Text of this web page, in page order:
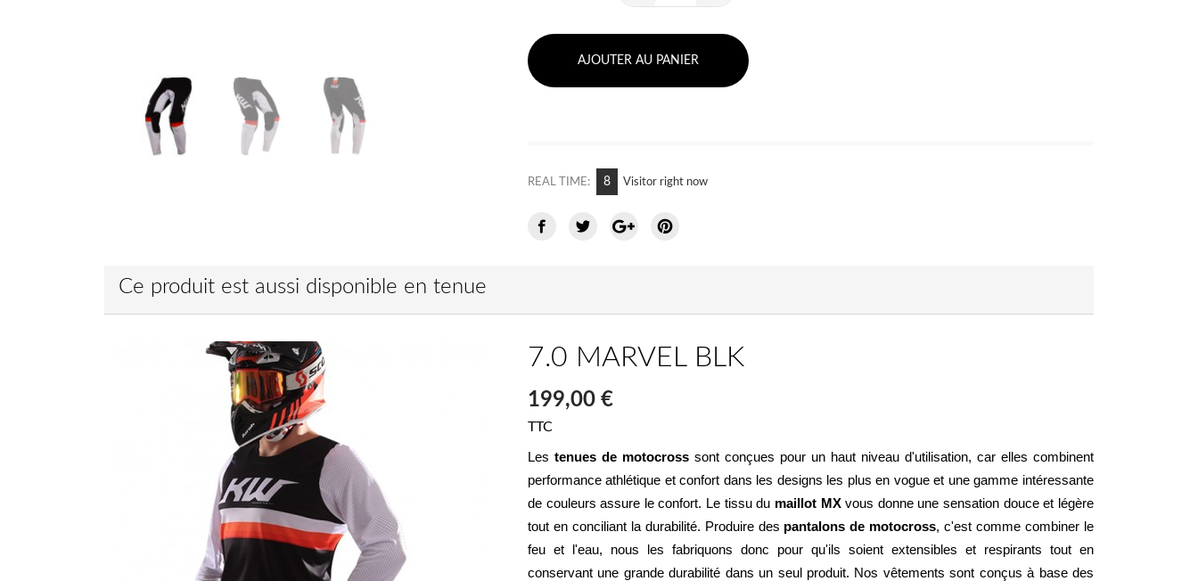
AJOUTER AU PANIER
REAL TIME: 12 Visitor right now
Ce produit est aussi disponible en tenue
7.0 MARVEL BLK
199,00 €
TTC
Les tenues de motocross sont conçues pour un haut niveau d'utilisation, car elles combinent
performance athlétique et confort dans les designs les plus en vogue et une gamme intéressante
de couleurs assure le confort. Le tissu du maillot MX vous donne une sensation douce et légère
tout en conciliant la durabilité. Produire des pantalons de motocross, c'est comme combiner le
feu et l'eau, nous les fabriquons donc pour qu'ils soient extensibles et respirants tout en
conservant une grande durabilité dans un seul produit. Nos vêtements sont conçus à base des